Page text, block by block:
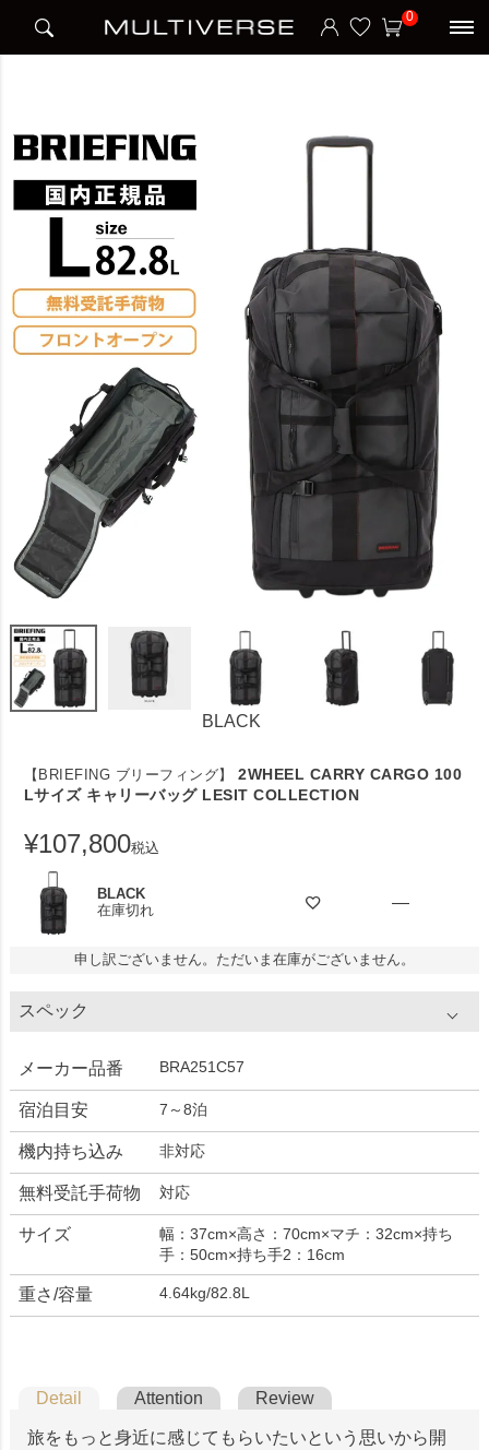
0
2WHEEL CARRY CARGO 100 Lサイズ キャリーバッグ LESIT COLLECTION
BLACK
【BRIEFING ブリーフィング】
2WHEEL CARRY CARGO 100
Lサイズ キャリーバッグ LESIT COLLECTION
¥107,800税込
BLACK
在庫切れ
—
申し訳ございません。ただいま在庫がございません。
スペック
メーカー品番 BRA251C57
宿泊目安 7～8泊
機内持ち込み 非対応
無料受託手荷物 対応
サイズ
幅：37cm×高さ：70cm×マチ：32cm×持ち
手：50cm×持ち手2：16cm
重さ/容量 4.64kg/82.8L
Detail Attention Review
旅をもっと身近に感じてもらいたいという思いから開